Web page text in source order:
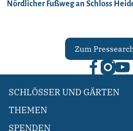
Nördlicher Fußweg an Schloss
Zum
SCHLÖSSER UND GÄRTEN
THEMEN
SPENDEN